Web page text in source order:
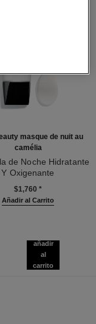
masque de nuit au
camélia
de Noche Hidratante
Y Oxigenante
$1,760 *
Añadir al Carrito
añadir
al
carrito